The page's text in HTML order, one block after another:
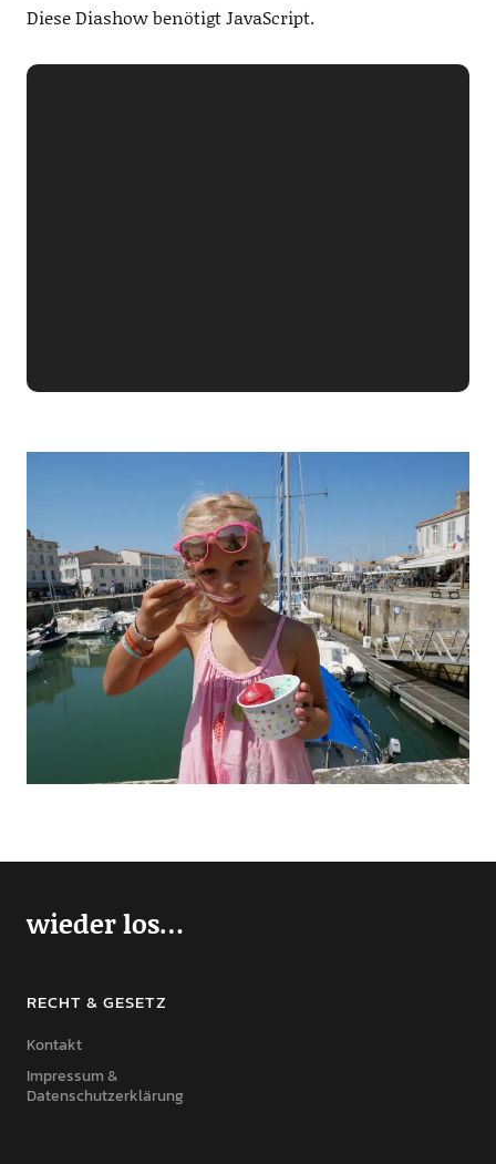
Diese Diashow benötigt JavaScript.
wieder los…
RECHT & GESETZ
Kontakt
Impressum &
Datenschutzerklärung